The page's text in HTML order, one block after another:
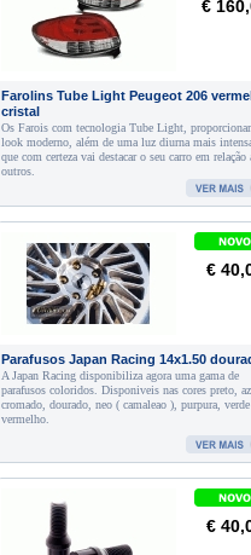
€
Farolins Tube Light Peugeot 206
cristal
Os Farois com tecnologia Tube Light,
look moderno, além de uma luz diurna mais
que com certeza vai destacar o seu carro em relação
outros.
€
Parafusos Japan Racing 14x1.50
A Japan Racing disponibiliza agora uma gama de
parafusos coloridos. Disponiveis nas cores preto,
cromado, dourado, neo ( camaleao ), purpura,
vermelho.
€